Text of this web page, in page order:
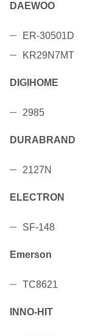
DAEWOO
ER-30501D
KR29N7MT
DIGIHOME
2985
DURABRAND
2127N
ELECTRON
SF-148
Emerson
TC8621
INNO-HIT